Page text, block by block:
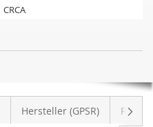
CRCA
Hersteller (GPSR)